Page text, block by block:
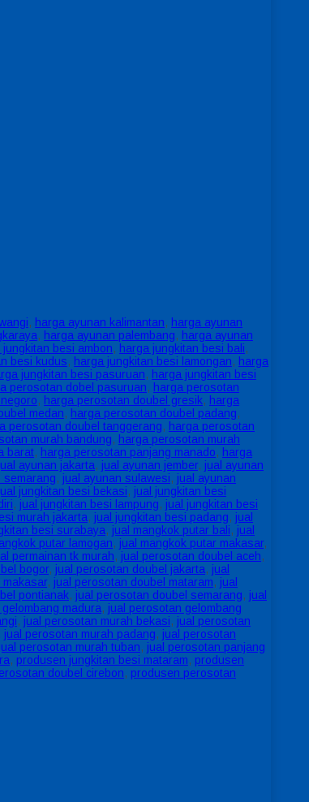
, harga ayunan kalimantan, harga ayunan
, harga ayunan palembang, harga ayunan
jungkitan besi ambon, harga jungkitan besi bali,
besi kudus, harga jungkitan besi lamongan, harga
jungkitan besi pasuruan, harga jungkitan besi
perosotan dobel pasuruan, harga perosotan
, harga perosotan doubel gresik, harga
medan, harga perosotan doubel padang,
perosotan doubel tanggerang, harga perosotan
murah bandung, harga perosotan murah
barat, harga perosotan panjang manado, harga
ayunan jakarta, jual ayunan jember, jual ayunan
semarang, jual ayunan sulawesi, jual ayunan
jungkitan besi bekasi, jual jungkitan besi
, jual jungkitan besi lampung, jual jungkitan besi
murah jakarta, jual jungkitan besi padang, jual
besi surabaya, jual mangkok putar bali, jual
putar lamogan, jual mangkok putar makasar,
permainan tk murah, jual perosotan doubel aceh,
bogor, jual perosotan doubel jakarta, jual
, jual perosotan doubel mataram, jual
pontianak, jual perosotan doubel semarang, jual
madura, jual perosotan gelombang
, jual perosotan murah bekasi, jual perosotan
jual perosotan murah padang, jual perosotan
jual perosotan murah tuban, jual perosotan panjang
, produsen jungkitan besi mataram, produsen
doubel cirebon, produsen perosotan